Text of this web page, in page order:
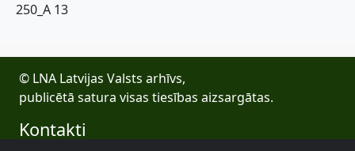
250_A 13
© LNA Latvijas Valsts arhīvs,
publicētā satura visas tiesības aizsargātas.
Kontakti